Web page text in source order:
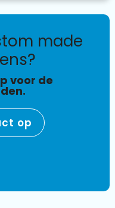
voor de
op